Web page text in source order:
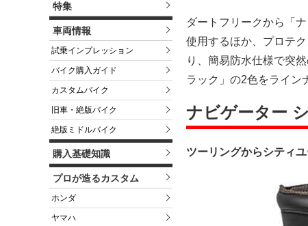
特集
車両情報
試乗インプレッション
バイク購入ガイド
カスタムバイク
旧車・絶版バイク
絶版ミドルバイク
購入基礎知識
プロが造るカスタム
ホンダ
ヤマハ
ダートフリークから「
使用するほか、プロテ
り、簡易防水仕様で突
ラック」の2色をライン
ナビゲーター
ツーリングからシティ